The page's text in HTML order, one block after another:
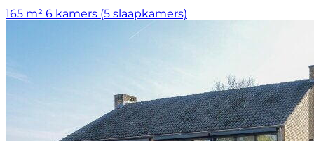
165 m² 6 kamers (5 slaapkamers)